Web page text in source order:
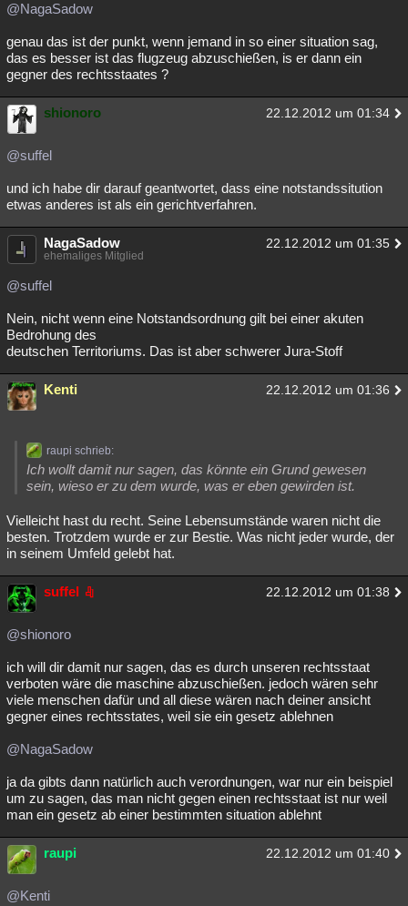
@NagaSadow
genau das ist der punkt, wenn jemand in so einer situation sag,
das es besser ist das flugzeug abzuschießen, is er dann ein
gegner des rechtsstaates ?
shionoro 22.12.2012 um 01:34
@suffel
und ich habe dir darauf geantwortet, dass eine notstandssitution
etwas anderes ist als ein gerichtverfahren.
NagaSadow 22.12.2012 um 01:35
ehemaliges Mitglied
@suffel
Nein, nicht wenn eine Notstandsordnung gilt bei einer akuten
Bedrohung des
deutschen Territoriums. Das ist aber schwerer Jura-Stoff
Kenti 22.12.2012 um 01:36
raupi schrieb:
Ich wollt damit nur sagen, das könnte ein Grund gewesen
sein, wieso er zu dem wurde, was er eben gewirden ist.
Vielleicht hast du recht. Seine Lebensumstände waren nicht die
besten. Trotzdem wurde er zur Bestie. Was nicht jeder wurde, der
in seinem Umfeld gelebt hat.
suffel 22.12.2012 um 01:38
@shionoro
ich will dir damit nur sagen, das es durch unseren rechtsstaat
verboten wäre die maschine abzuschießen. jedoch wären sehr
viele menschen dafür und all diese wären nach deiner ansicht
gegner eines rechtsstates, weil sie ein gesetz ablehnen
@NagaSadow
ja da gibts dann natürlich auch verordnungen, war nur ein beispiel
um zu sagen, das man nicht gegen einen rechtsstaat ist nur weil
man ein gesetz ab einer bestimmten situation ablehnt
raupi 22.12.2012 um 01:40
@Kenti